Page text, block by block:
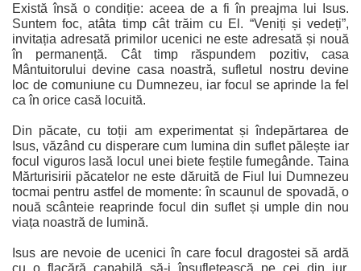
Există însă o condiție: aceea de a fi în preajma lui Isus.
Suntem foc, atâta timp cât trăim cu El. “Veniți și vedeți”,
invitația adresată primilor ucenici ne este adresată și nouă
în permanență. Cât timp răspundem pozitiv, casa
Mântuitorului devine casa noastră, sufletul nostru devine
loc de comuniune cu Dumnezeu, iar focul se aprinde la fel
ca în orice casă locuită.
Din păcate, cu toții am experimentat și îndepărtarea de
Isus, văzând cu disperare cum lumina din suflet pălește iar
focul viguros lasă locul unei biete feștile fumegânde. Taina
Mărturisirii păcatelor ne este dăruită de Fiul lui Dumnezeu
tocmai pentru astfel de momente: în scaunul de spovadă, o
nouă scânteie reaprinde focul din suflet și umple din nou
viața noastră de lumină.
Isus are nevoie de ucenici în care focul dragostei să ardă
cu o flacără capabilă să-i însuflețească pe cei din jur.